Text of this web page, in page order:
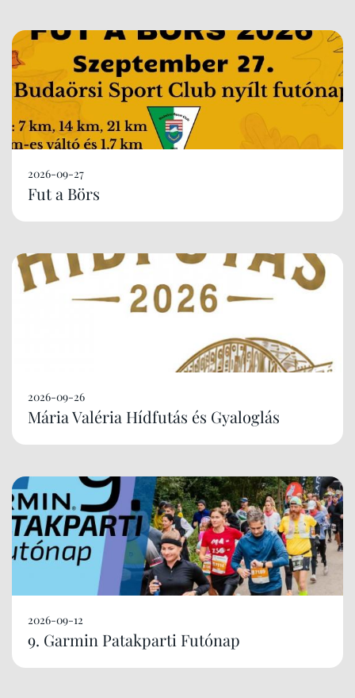
2026-09-27
Fut a Börs
2026-09-26
Mária Valéria Hídfutás és Gyaloglás
2026-09-12
9. Garmin Patakparti Futónap